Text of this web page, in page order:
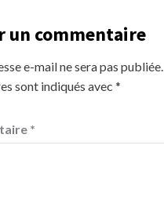
un commentaire
e-mail ne sera pas publiée.
sont indiqués avec *
*